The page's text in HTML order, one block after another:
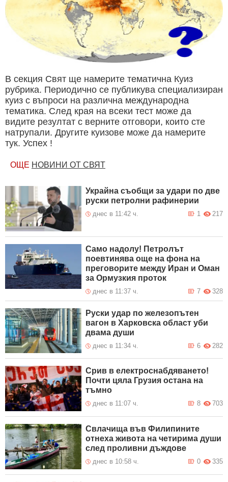
В секция Свят ще намерите тематична Куиз
рубрика. Периодично се публикува специализиран
куиз с въпроси на различна международна
тематика. След края на всеки тест може да
видите резултат с верните отговори, които сте
натрупали. Другите куизове може да намерите
тук. Успех !
ОЩЕ НОВИНИ ОТ СВЯТ
Украйна съобщи за удари по две
руски петролни рафинерии
днес в 11:42 ч. 217
1
Само надолу! Петролът
поевтинява още на фона на
преговорите между Иран и Оман
за Ормузкия проток
днес в 11:37 ч. 328
7
Руски удар по железопътен
вагон в Харковска област уби
двама души
днес в 11:34 ч. 282
6
Срив в електроснабдяването!
Почти цяла Грузия остана на
тъмно
днес в 11:07 ч. 703
8
Свлачища във Филипините
отнеха живота на четирима души
след проливни дъждове
днес в 10:58 ч. 335
0